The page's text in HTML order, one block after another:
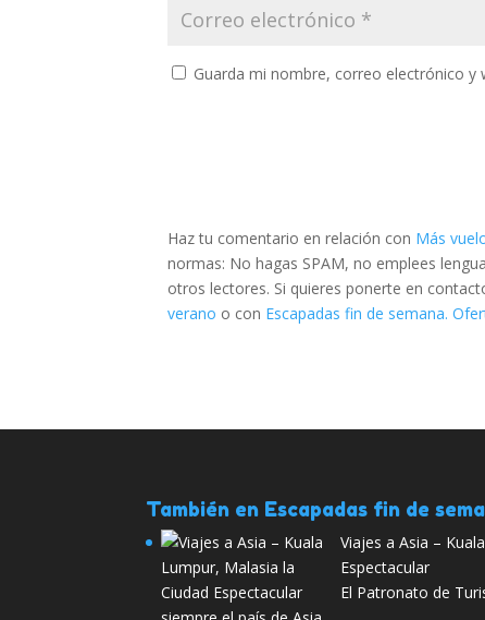
Guarda mi nombre, correo electrónico y
Haz tu comentario en relación con Más
normas: No hagas SPAM, no emplees
otros lectores. Si quieres ponerte en
verano o con Escapadas fin de semana.
También en Escapadas fin de
Viajes a Asia –
Espectacular
El Patronato de